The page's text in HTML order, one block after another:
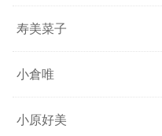
寿美菜子
小倉唯
小原好美